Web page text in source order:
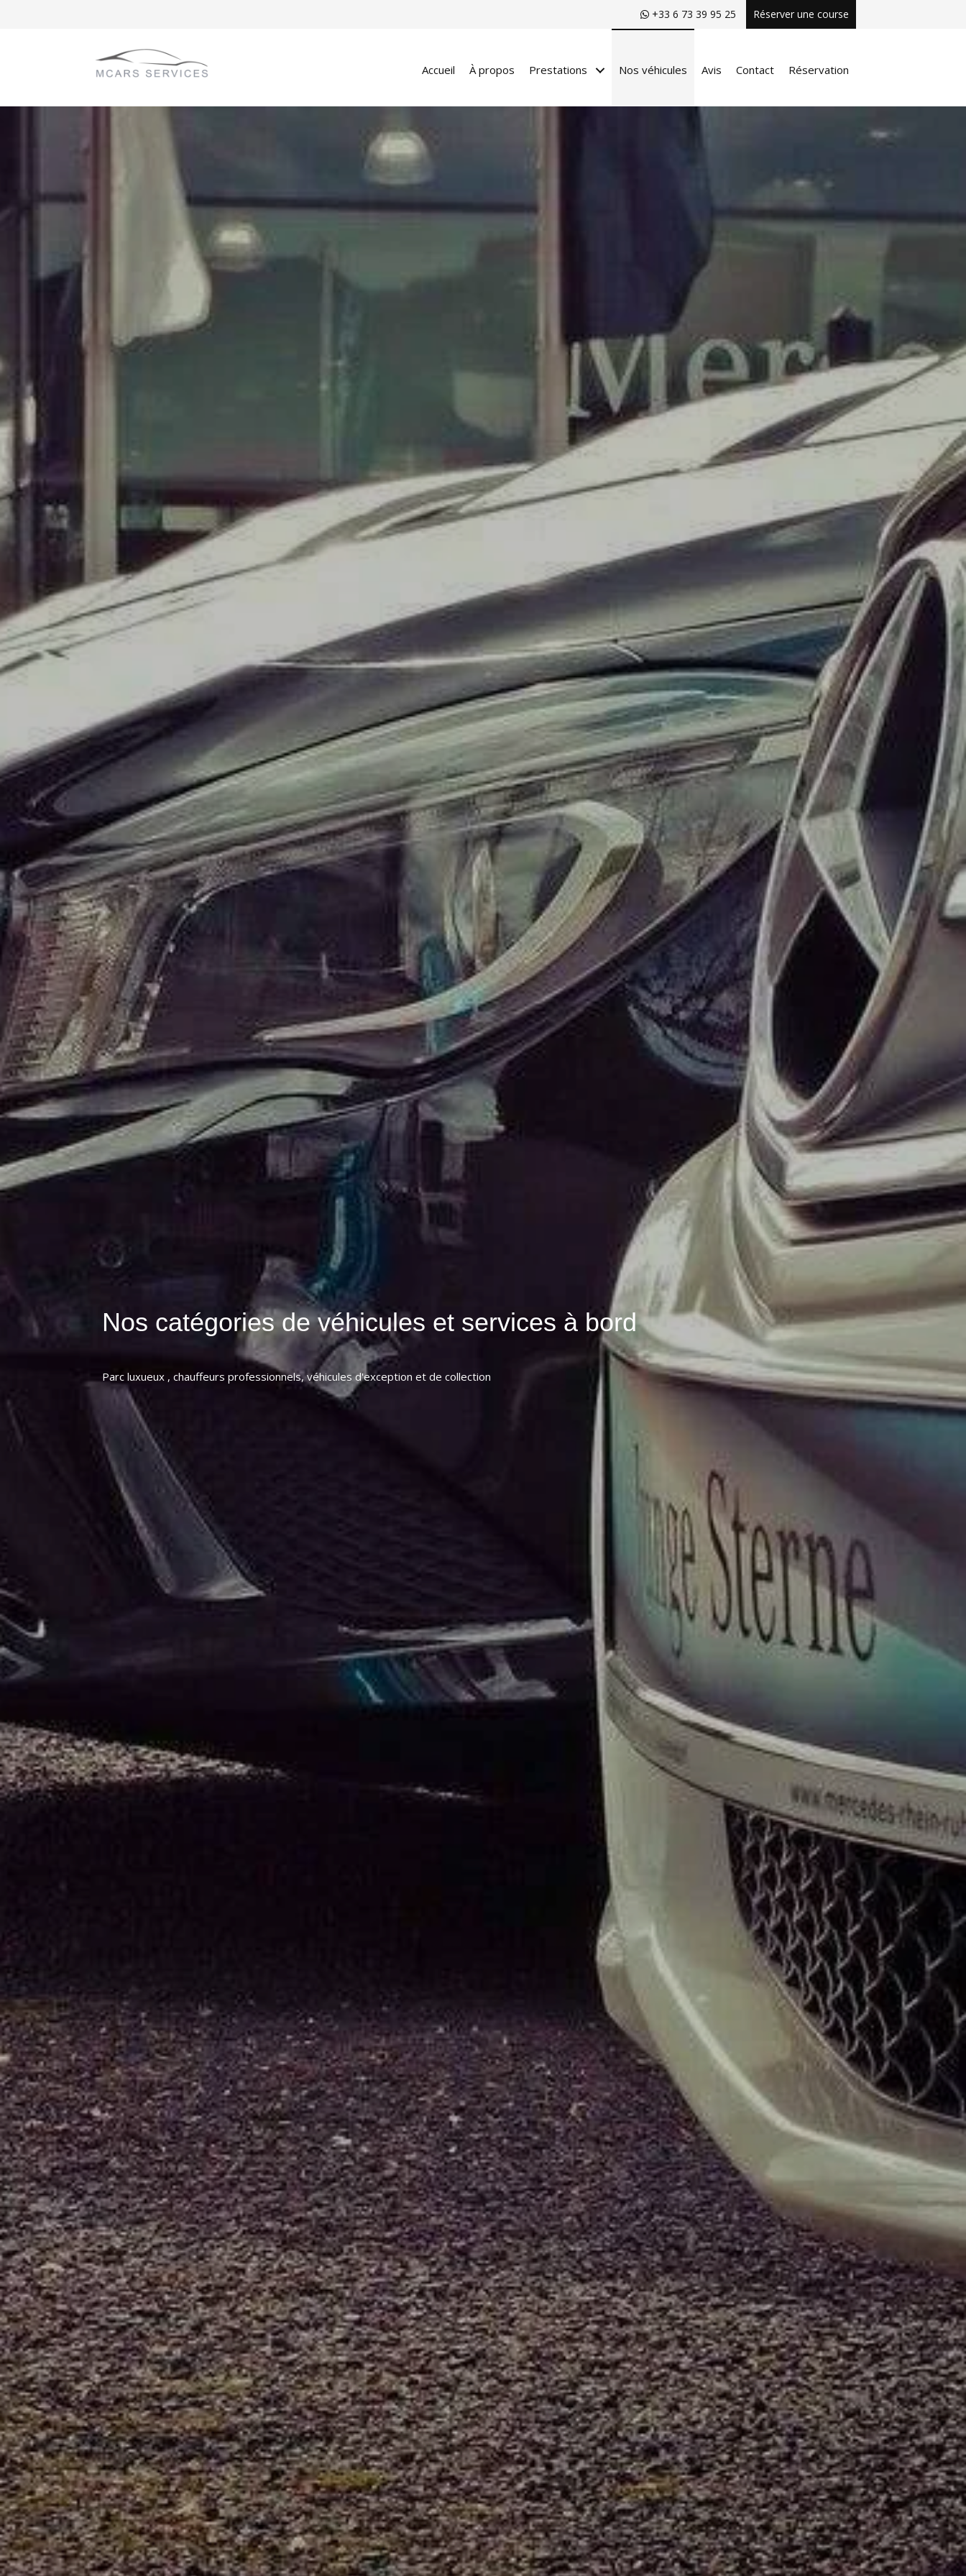
+33 6 73 39 95 25 Réserver une course
Accueil À propos Prestations Nos véhicules Avis Contact Réservation
Nos catégories de véhicules et services à bord
Parc luxueux , chauffeurs professionnels, véhicules d'exception et de collection